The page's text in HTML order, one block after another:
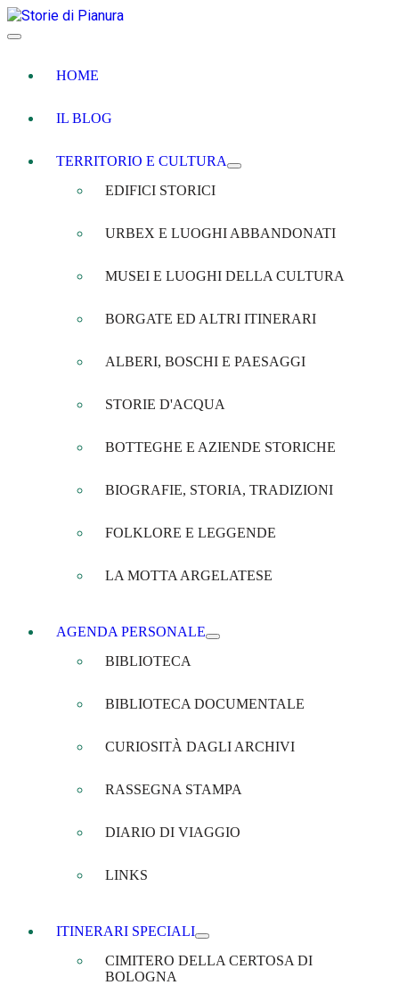
HOME
IL BLOG
TERRITORIO E CULTURA
EDIFICI STORICI
URBEX E LUOGHI ABBANDONATI
MUSEI E LUOGHI DELLA CULTURA
BORGATE ED ALTRI ITINERARI
ALBERI, BOSCHI E PAESAGGI
STORIE D'ACQUA
BOTTEGHE E AZIENDE STORICHE
BIOGRAFIE, STORIA, TRADIZIONI
FOLKLORE E LEGGENDE
LA MOTTA ARGELATESE
AGENDA PERSONALE
BIBLIOTECA
BIBLIOTECA DOCUMENTALE
CURIOSITÀ DAGLI ARCHIVI
RASSEGNA STAMPA
DIARIO DI VIAGGIO
LINKS
ITINERARI SPECIALI
CIMITERO DELLA CERTOSA DI
BOLOGNA